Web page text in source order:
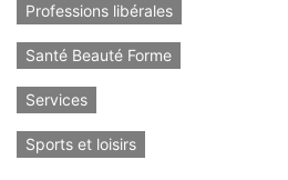
Professions libérales
Santé Beauté Forme
Services
Sports et loisirs